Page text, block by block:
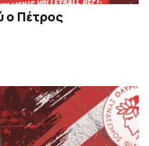
ο Πέτρος